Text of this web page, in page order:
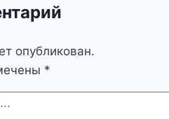
опубликован.
*